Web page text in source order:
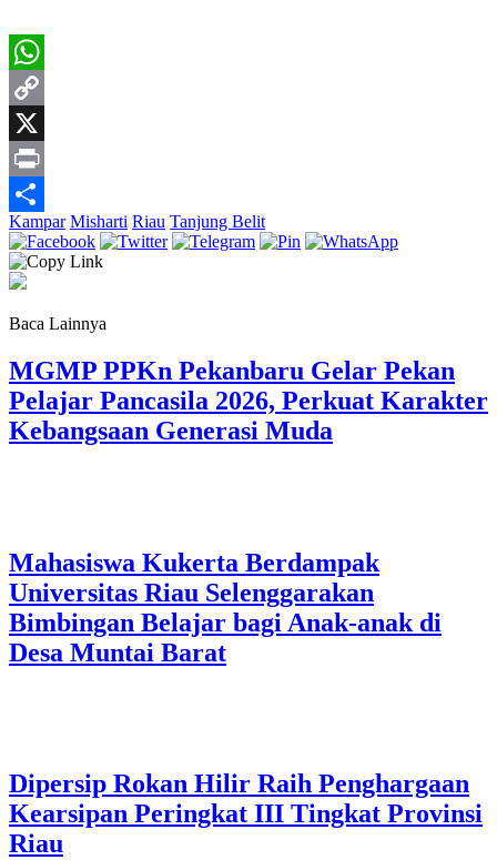
WhatsApp
Copy
Link
X
Print
Share
Kampar Misharti Riau Tanjung Belit
Baca Lainnya
MGMP PPKn Pekanbaru Gelar Pekan
Pelajar Pancasila 2026, Perkuat Karakter
Kebangsaan Generasi Muda
Mahasiswa Kukerta Berdampak
Universitas Riau Selenggarakan
Bimbingan Belajar bagi Anak-anak di
Desa Muntai Barat
Dipersip Rokan Hilir Raih Penghargaan
Kearsipan Peringkat III Tingkat Provinsi
Riau